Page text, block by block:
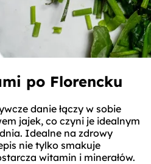
po Florencku
danie łączy w sobie
jajek, co czyni je idealnym
Idealne na zdrowy
nie tylko smakuje
witamin i minerałów.